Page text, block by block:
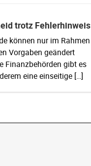
trotz Fehlerhinweis
können nur im Rahmen
Vorgaben geändert
Finanzbehörden gibt es
eine einseitige […]